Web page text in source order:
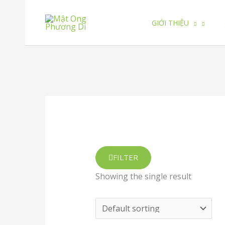
GIỚI THIỆU
FILTER
Showing the single result